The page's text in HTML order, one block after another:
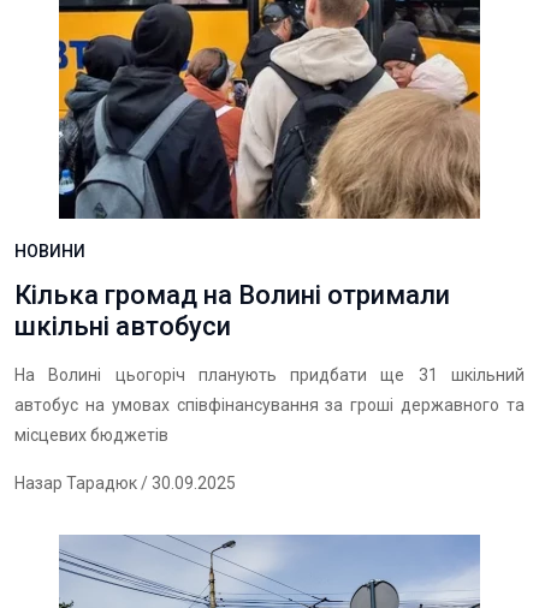
НОВИНИ
Кілька громад на Волині отримали
шкільні автобуси
На Волині цьогоріч планують придбати ще 31 шкільний
автобус на умовах співфінансування за гроші державного та
місцевих бюджетів
Назар Тарадюк/ 30.09.2025